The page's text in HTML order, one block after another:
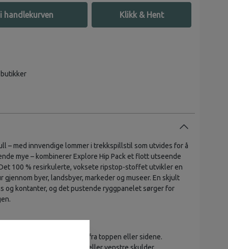
handlekurven Klikk & Hent
– med innvendige lommer i trekkspillstil som utvides for å
mye – kombinerer Explore Hip Pack et flott utseende
100 % resirkulerte, voksete ripstop-stoffet utvikler en
gjennom byer, landsbyer, markeder og museer. En skjult
og kontanter, og det pustende ryggpanelet sørger for
med toveis glidelås – åpnes fra toppen eller sidene.